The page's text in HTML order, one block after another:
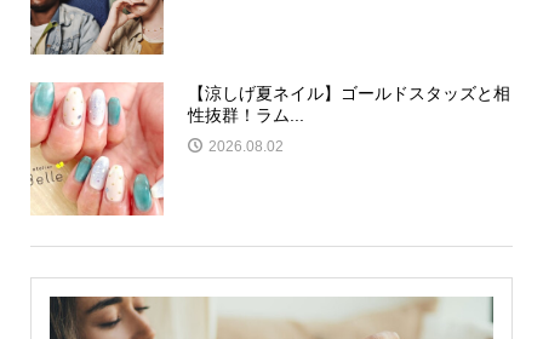
【涼しげ夏ネイル】ゴールドスタッズと相
性抜群！ラム...
2026.08.02